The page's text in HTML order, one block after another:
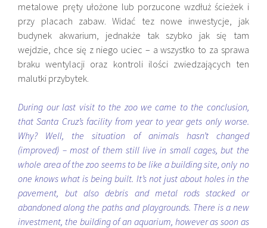
metalowe pręty ułożone lub porzucone wzdłuż ścieżek i
przy placach zabaw. Widać tez nowe inwestycje, jak
budynek akwarium, jednakże tak szybko jak się tam
wejdzie, chce się z niego uciec – a wszystko to za sprawa
braku wentylacji oraz kontroli ilości zwiedzających ten
malutki przybytek.
During our last visit to the zoo we came to the conclusion,
that Santa Cruz’s facility from year to year gets only worse.
Why? Well, the situation of animals hasn’t changed
(improved) – most of them still live in small cages, but the
whole area of ​​the zoo seems to be like a building site, only no
one knows what is being built. It’s not just about holes in the
pavement, but also debris and metal rods stacked or
abandoned along the paths and playgrounds. There is a new
investment, the building of an aquarium, however as soon as